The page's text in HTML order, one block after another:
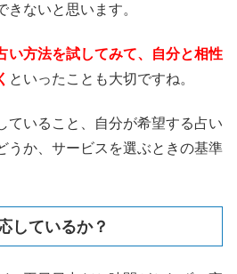
ないと思います。
い方法を試してみて、自分と相性
といったことも大切ですね。
ていること、自分が希望する占い
うか、サービスを選ぶときの基準
しているか？